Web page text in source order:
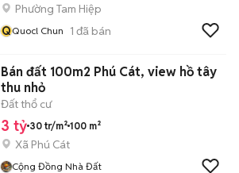
Phường Tam Hiệp
QQuocl Chun 1 đã bán
Bán đất 100m2 Phú Cát, view hồ tây
thu nhỏ
Đất thổ cư
3 tỷ 30 tr/m² 100 m²
Xã Phú Cát
Cộng Đồng Nhà Đất